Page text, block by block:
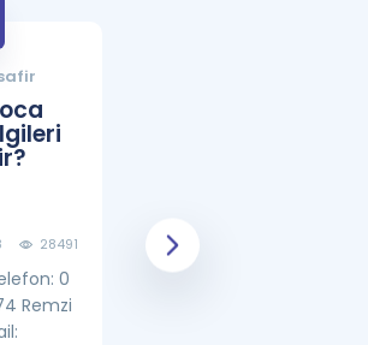
28491
0
Remzi
08 Haziran 2018